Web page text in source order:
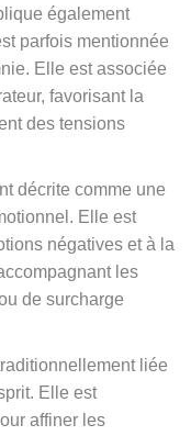
également
parfois mentionnée
Elle est associée
favorisant la
des tensions
décrite comme une
Elle est
négatives et à la
les
de surcharge
liée
Elle est
affiner les